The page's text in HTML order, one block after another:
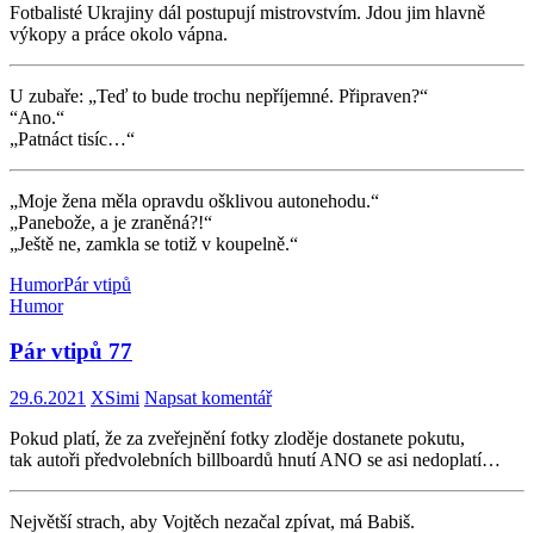
Fotbalisté Ukrajiny dál postupují mistrovstvím. Jdou jim hlavně
výkopy a práce okolo vápna.
U zubaře: „Teď to bude trochu nepříjemné. Připraven?“
“Ano.“
„Patnáct tisíc…“
„Moje žena měla opravdu ošklivou autonehodu.“
„Panebože, a je zraněná?!“
„Ještě ne, zamkla se totiž v koupelně.“
HumorPár vtipů
Humor
Pár vtipů 77
29.6.2021 XSimi Napsat komentář
Pokud platí, že za zveřejnění fotky zloděje dostanete pokutu,
tak autoři předvolebních billboardů hnutí ANO se asi nedoplatí…
Největší strach, aby Vojtěch nezačal zpívat, má Babiš.